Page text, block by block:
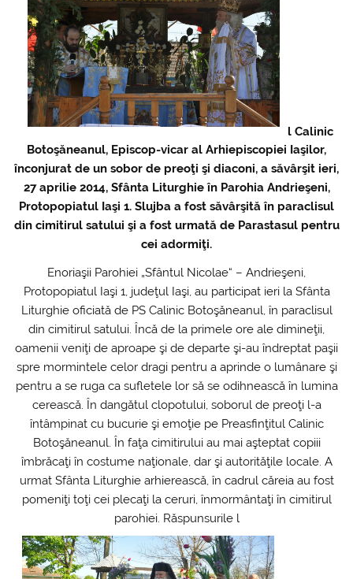
l Calinic
Botoşăneanul, Episcop-vicar al Arhiepiscopiei Iaşilor,
înconjurat de un sobor de preoţi şi diaconi, a săvârşit ieri,
27 aprilie 2014, Sfânta Liturghie în Parohia Andrieşeni,
Protopopiatul Iaşi 1. Slujba a fost săvârşită în paraclisul
din cimitirul satului şi a fost urmată de Parastasul pentru
cei adormiţi.
Enoriaşii Parohiei „Sfântul Nicolae“ – Andrieşeni,
Protopopiatul Iaşi 1, judeţul Iaşi, au participat ieri la Sfânta
Liturghie oficiată de PS Calinic Botoşăneanul, în paraclisul
din cimitirul satului. Încă de la primele ore ale dimineţii,
oamenii veniţi de aproape şi de departe şi-au îndreptat paşii
spre mormintele celor dragi pentru a aprinde o lumânare şi
pentru a se ruga ca sufletele lor să se odihnească în lumina
cerească. În dangătul clopotului, soborul de preoţi l-a
întâmpinat cu bucurie şi emoţie pe Preasfinţitul Calinic
Botoşăneanul. În faţa cimitirului au mai aşteptat copiii
îmbrăcaţi în costume naţionale, dar şi autorităţile locale. A
urmat Sfânta Liturghie arhierească, în cadrul căreia au fost
pomeniţi toţi cei plecaţi la ceruri, înmormântaţi în cimitirul
parohiei. Răspunsurile l